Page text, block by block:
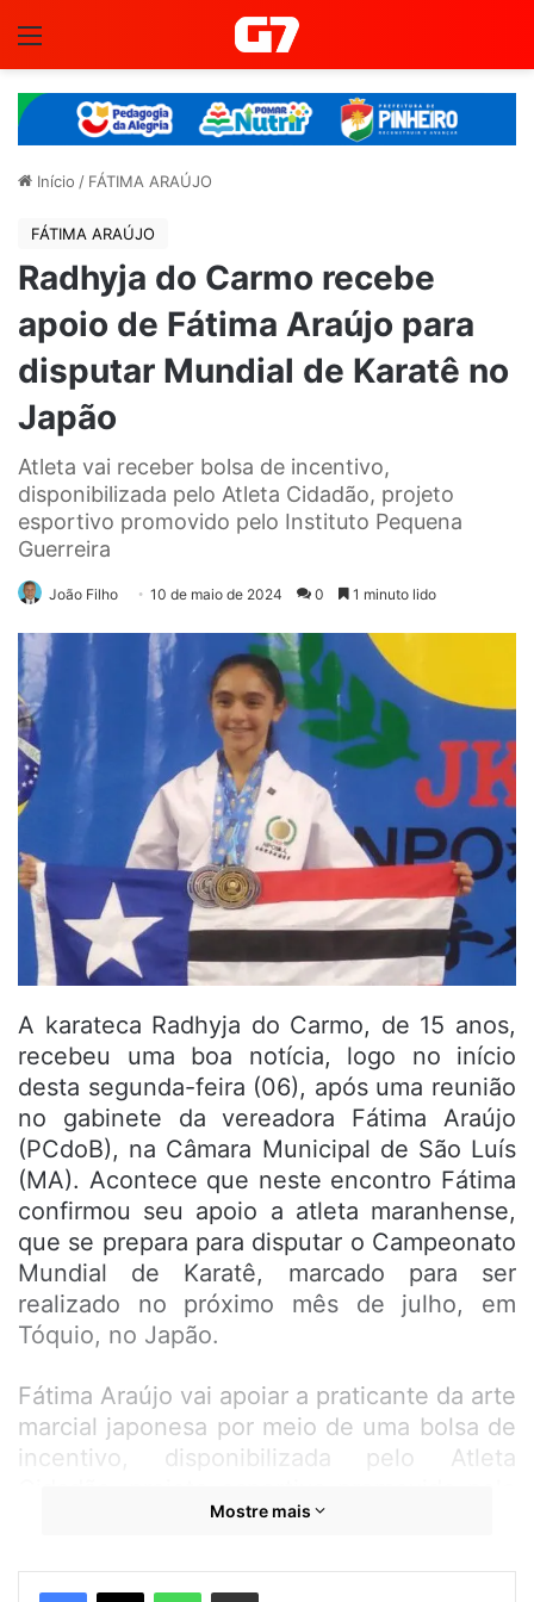
Início / FÁTIMA ARAÚJO
FÁTIMA ARAÚJO
Radhyja do Carmo recebe
apoio de Fátima Araújo para
disputar Mundial de Karatê no
Japão
Atleta vai receber bolsa de incentivo,
disponibilizada pelo Atleta Cidadão, projeto
esportivo promovido pelo Instituto Pequena
Guerreira
João Filho 10 de maio de 2024 0 1 minuto lido
A karateca Radhyja do Carmo, de 15 anos,
recebeu uma boa notícia, logo no início
desta segunda-feira (06), após uma reunião
no gabinete da vereadora Fátima Araújo
(PCdoB), na Câmara Municipal de São Luís
(MA). Acontece que neste encontro Fátima
confirmou seu apoio a atleta maranhense,
que se prepara para disputar o Campeonato
Mundial de Karatê, marcado para ser
realizado no próximo mês de julho, em
Tóquio, no Japão.
Fátima Araújo vai apoiar a praticante da arte
marcial japonesa por meio de uma bolsa de
incentivo, disponibilizada pelo Atleta
Instituto Pequena Guerreira, que
futebol, futsal e capoeira para jovens do
Mostre mais